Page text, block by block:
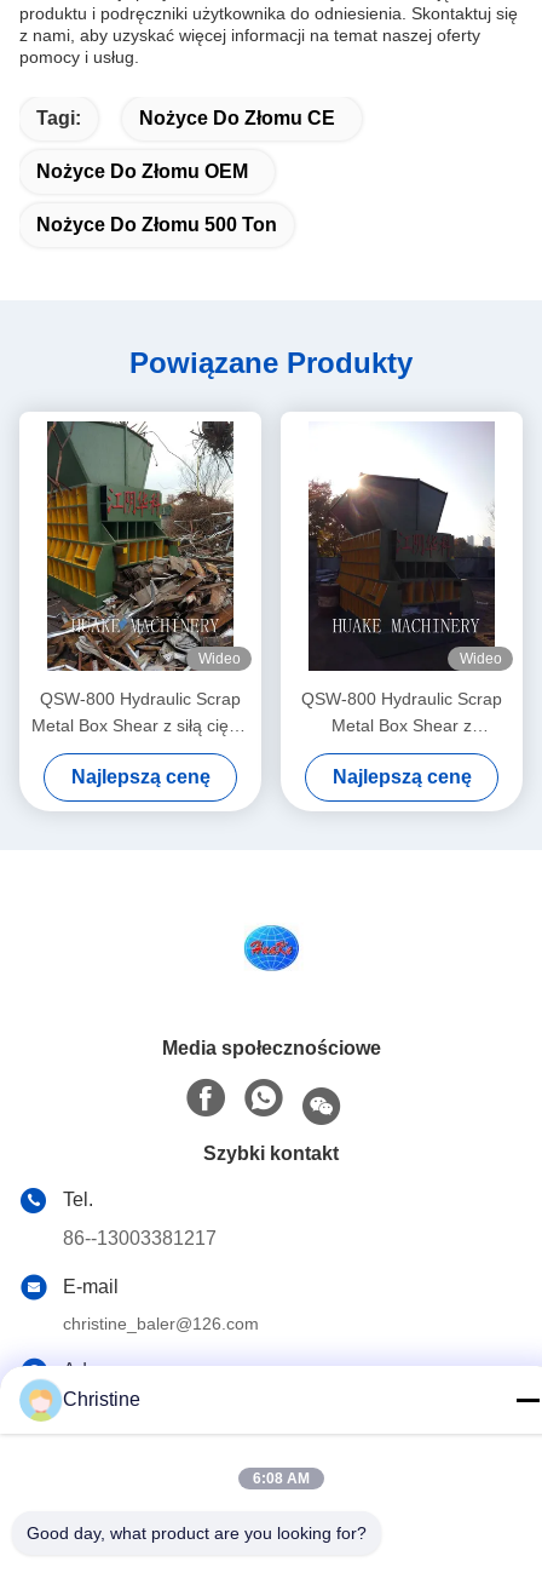
produktu i podręczniki użytkownika do odniesienia. Skontaktuj się
z nami, aby uzyskać więcej informacji na temat naszej oferty
pomocy i usług.
Tagi: Nożyce Do Złomu CE
Nożyce Do Złomu OEM
Nożyce Do Złomu 500 Ton
Powiązane Produkty
Wideo
QSW-800 Hydraulic Scrap
Metal Box Shear z siłą cięcia
8000kN, automatycznym
sterowaniem PLC i
przepustowością 9-12
Najlepszą cenę
Wideo
QSW-800 Hydraulic Scrap
Metal Box Shear z
automatycznym
sterowaniem PLC, siłą cięcia
8000kN i wydajnością 9-12
Najlepszą cenę
Media społecznościowe
Szybki kontakt
Tel.
86--13003381217
E-mail
christine_baler@126.com
Adres
No.53 Yungu Road, Changshou, miasto Zhouzhuang,
Jiangyin, Jiangsu, Chiny
Christine
6:08 AM
Good day, what product are you looking for?